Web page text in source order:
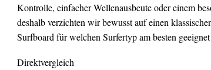
Kontrolle, einfacher Wellenausbeute oder einem
deshalb verzichten wir bewusst auf einen
Surfboard für welchen Surfertyp am besten
Direktvergleich